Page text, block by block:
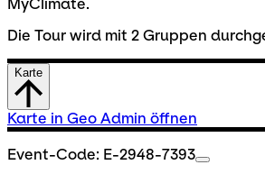
MyClimate.
Die Tour wird mit 2 Gruppen
Karte
Karte in Geo Admin öffnen
Event-Code: E-2948-7393